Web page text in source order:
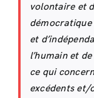
volontaire et
et
l’humain et
ce qui
excédents et/